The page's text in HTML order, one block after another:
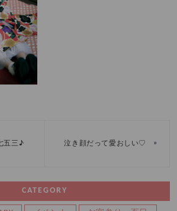
五三♪ 泣き顔だって愛おしい♡ »
CATEGORY